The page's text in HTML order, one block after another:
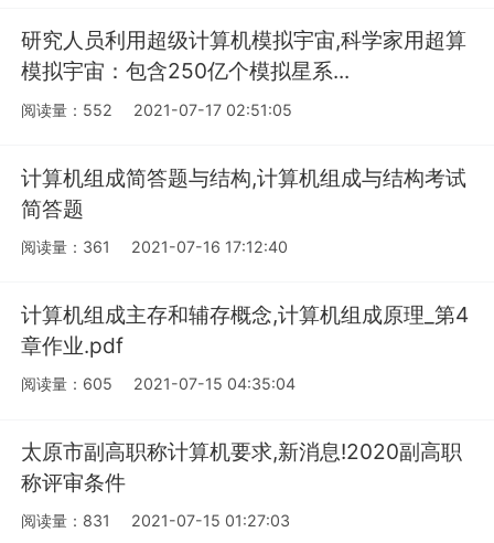
研究人员利用超级计算机模拟宇宙,科学家用超算
模拟宇宙：包含250亿个模拟星系...
阅读量：552 2021-07-17 02:51:05
计算机组成简答题与结构,计算机组成与结构考试
简答题
阅读量：361 2021-07-16 17:12:40
计算机组成主存和辅存概念,计算机组成原理_第4
章作业.pdf
阅读量：605 2021-07-15 04:35:04
太原市副高职称计算机要求,新消息!2020副高职
称评审条件
阅读量：831 2021-07-15 01:27:03